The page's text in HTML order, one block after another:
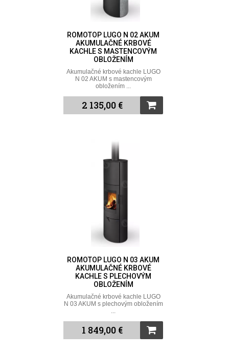
ROMOTOP LUGO N 02 AKUM
AKUMULAČNÉ KRBOVÉ
KACHLE S MASTENCOVÝM
OBLOŽENÍM
Akumulačné krbové kachle LUGO
N 02 AKUM s mastencovým
obložením ...
2 135,00 €
ROMOTOP LUGO N 03 AKUM
AKUMULAČNÉ KRBOVÉ
KACHLE S PLECHOVÝM
OBLOŽENÍM
Akumulačné krbové kachle LUGO
N 03 AKUM s plechovým obložením
1 849,00 €